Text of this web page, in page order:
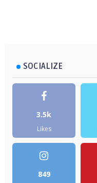
SOCIALIZE
3.5k
Likes
849